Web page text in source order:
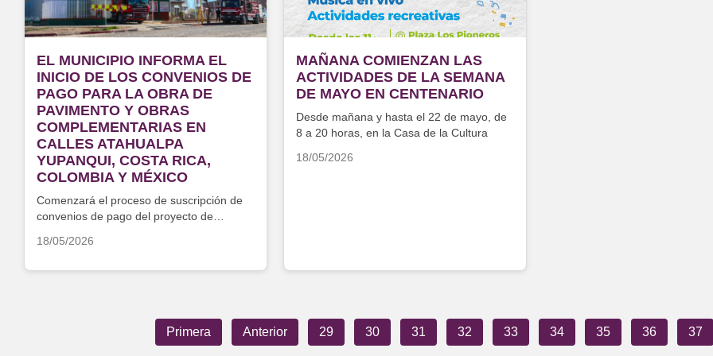
EL MUNICIPIO INFORMA EL
INICIO DE LOS CONVENIOS DE
PAGO PARA LA OBRA DE
PAVIMENTO Y OBRAS
COMPLEMENTARIAS EN
CALLES ATAHUALPA
YUPANQUI, COSTA RICA,
COLOMBIA Y MÉXICO
Comenzará el proceso de suscripción de
convenios de pago del proyecto de
18/05/2026
MAÑANA COMIENZAN LAS
ACTIVIDADES DE LA SEMANA
DE MAYO EN CENTENARIO
Desde mañana y hasta el 22 de mayo, de
8 a 20 horas, en la Casa de la Cultura
18/05/2026
Primera Anterior 29 30 31 32 33 34 35 36 37